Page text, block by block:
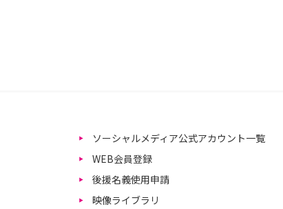
ソーシャルメディア公式アカウント一覧
WEB会員登録
後援名義使用申請
映像ライブラリ